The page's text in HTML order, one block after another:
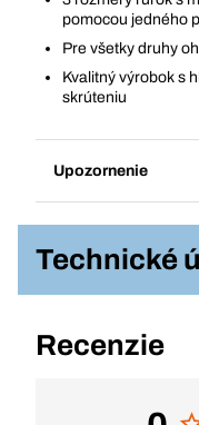
pomocou jedného
Pre všetky druhy
Kvalitný výrobok s
skrúteniu
Upozornenie
Technické
Recenzie